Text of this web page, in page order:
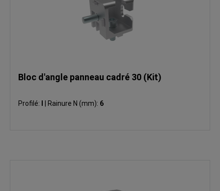
Bloc d'angle panneau cadré 30 (Kit)
Profilé: Rainure N (mm): 6